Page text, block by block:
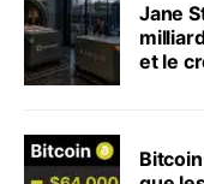
Jane
et le